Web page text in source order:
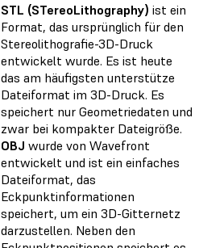
STL (STereoLithography) ist ein
Format, das ursprünglich für den
Stereolithografie-3D-Druck
entwickelt wurde. Es ist heute
das am häufigsten unterstütze
Dateiformat im 3D-Druck. Es
speichert nur Geometriedaten und
zwar bei kompakter Dateigröße.
OBJ wurde von Wavefront
entwickelt und ist ein einfaches
Dateiformat, das
Eckpunktinformationen
speichert, um ein 3D-Gitternetz
darzustellen. Neben den